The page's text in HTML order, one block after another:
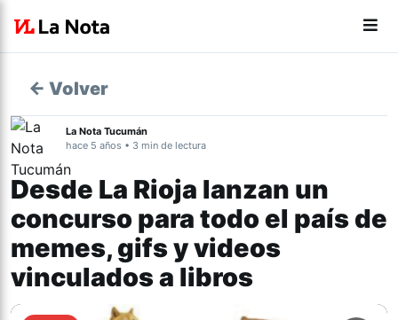
← Volver
La Nota Tucumán
hace 5 años • 3 min de lectura
Desde La Rioja lanzan un
concurso para todo el país de
memes, gifs y videos
vinculados a libros